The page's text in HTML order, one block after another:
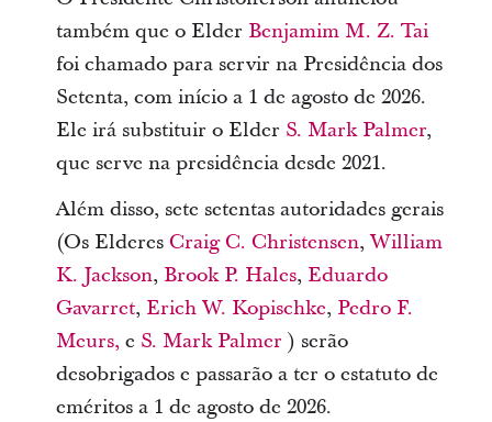
também que o Elder Benjamim M. Z. Tai
foi chamado para servir na Presidência dos
Setenta, com início a 1 de agosto de 2026.
Ele irá substituir o Elder S. Mark Palmer,
que serve na presidência desde 2021.
Além disso, sete setentas autoridades gerais
(Os Elderes Craig C. Christensen,William
K. Jackson, Brook P. Hales, Eduardo
Gavarret, Erich W. Kopischke,Pedro F.
Meurs,e S. Mark Palmer ) serão
desobrigados e passarão a ter o estatuto de
eméritos a 1 de agosto de 2026.